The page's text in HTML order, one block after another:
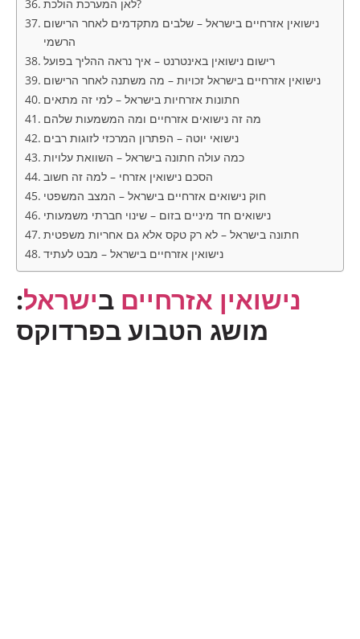
נישואין אזרחיים בישראל – שלבים מתקדמים לאחר הרישום
הרשמי
רישום נישואין באינטרנט – איך נראה ההליך בפועל
נישואין אזרחיים בישראל זכויות – מה משתנה לאחר הרישום
חתונות אזרחיות בישראל – למי זה מתאים
מה זה נישואים אזרחיים ומה המשמעות שלהם
נישואי יוטה – הפתרון המרכזי לזוגות רבים
כמה עולה חתונה בישראל – השוואת עלויות
הסכם נישואין אזרחי – למה זה חשוב
חוק נישואים אזרחיים בישראל – המצב המשפטי
נישואים חד מיניים בזום – שינוי חברתי משמעותי
חתונה בישראל – לא רק טקס אלא גם אחריות משפטית
נישואין אזרחיים בישראל – מבט לעתיד
נישואין אזרחייםב ישראל:
מושג הטבוע בפרדוקס